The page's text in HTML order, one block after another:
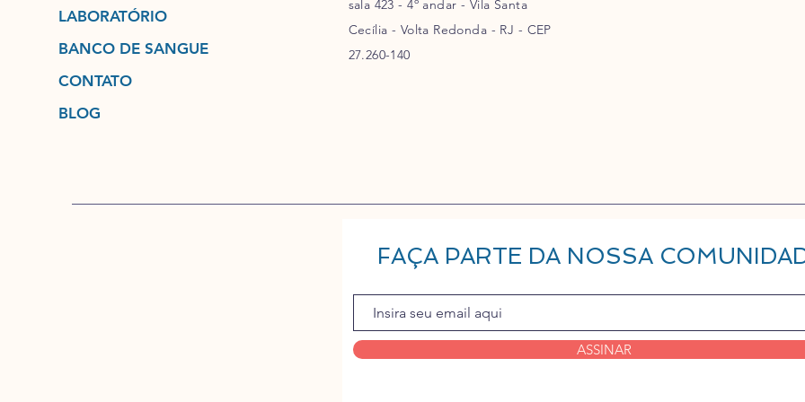
LABORATÓRIO
BANCO DE SANGUE
CONTATO
BLOG
sala 423 - 4º andar - Vila Santa
Cecília - Volta Redonda - RJ - CEP
27.260-140
FAÇA PARTE DA NOSSA
ASSINAR